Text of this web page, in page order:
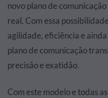
novo plano de
real. Com essa
agilidade, eficiência e
plano de comunicação
precisão e exatidão.
Com este modelo e todas